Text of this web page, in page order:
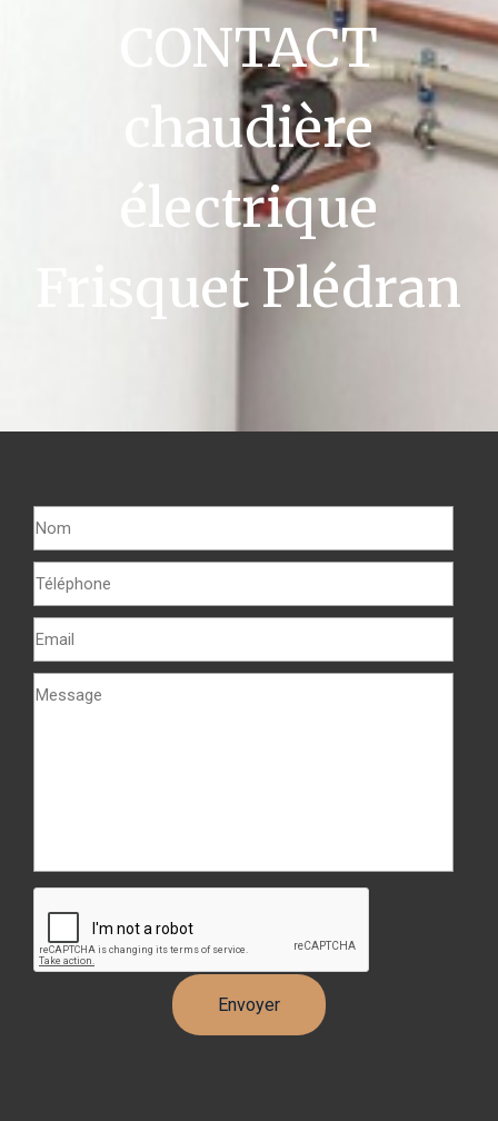
CONTACT
chaudière
électrique
Frisquet Plédran